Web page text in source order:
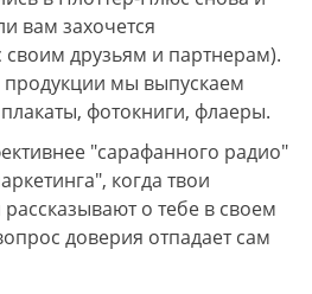
вам захочется
друзьям и партнерам).
мы выпускаем
фотокниги, флаеры.
"сарафанного радио"
когда твои
о тебе в своем
доверия отпадает сам